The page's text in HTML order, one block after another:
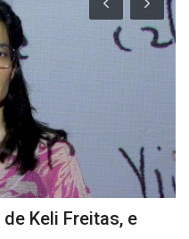
de Keli Freitas, e